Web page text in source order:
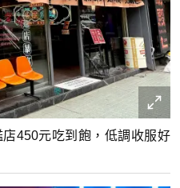
450元吃到飽，低調收服好